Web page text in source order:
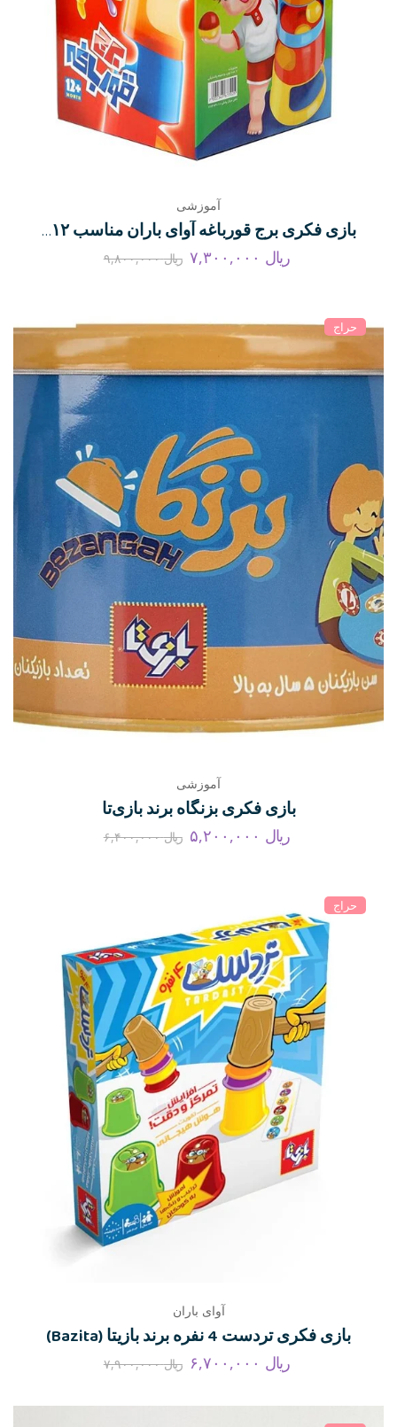
آموزشی
بازی فکری برج قورباغه آوای باران مناسب ۱۲ ماه تا ۳ سال
ریال ریال۹,۸۰۰,۰۰۰
حراج
آموزشی
بازی فکری بزنگاه برند بازی‌تا
ریال ریال۶,۴۰۰,۰۰۰
حراج
آوای باران
بازی فکری تردست 4 نفره برند بازیتا (Bazita)
ریال ریال۷,۹۰۰,۰۰۰